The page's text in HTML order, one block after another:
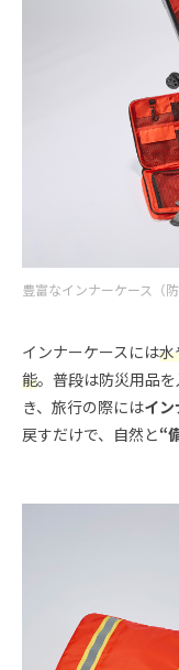
豊富なインナーケース（
インナーケースには水
能。普段は防災用品
き、旅行の際にはイ
戻すだけで、自然と“